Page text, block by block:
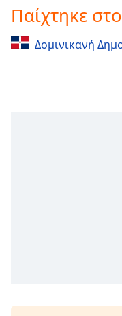
live,
currently
liveLIVE
Remaining
Subtitles
Παίχτηκε στο
Δομινικανή